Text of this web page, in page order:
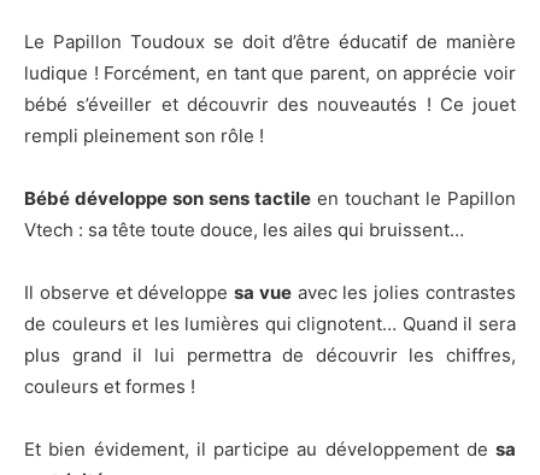
Le Papillon Toudoux se doit d’être éducatif de manière
ludique ! Forcément, en tant que parent, on apprécie voir
bébé s’éveiller et découvrir des nouveautés ! Ce jouet
rempli pleinement son rôle !
Bébé développe son sens tactile en touchant le Papillon
Vtech : sa tête toute douce, les ailes qui bruissent…
Il observe et développesa vueavec les jolies contrastes
de couleurs et les lumières qui clignotent… Quand il sera
plus grand il lui permettra de découvrir les chiffres,
couleurs et formes !
Et bien évidement, il participe au développement de sa